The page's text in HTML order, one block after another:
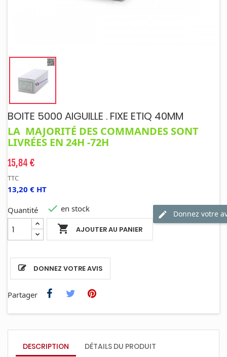
BOITE 5000 AIGUILLE . FIXE ETIQ 40MM
LA MAJORITÉ DES COMMANDES SONT
LIVRÉES EN 24H -72H
15,84 €
TTC
13,20 € HT
Quantité
 AJOUTER AU PANIER
 en stock
DONNEZ VOTRE AVIS
Donnez votre
Partager
DESCRIPTION
DÉTAILS DU PRODUIT